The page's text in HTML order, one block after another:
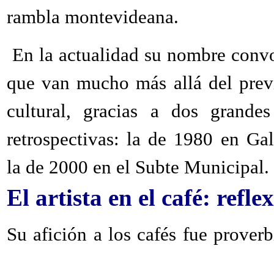
rambla montevideana.
En la actualidad su nombre
que van mucho más allá del
cultural, gracias a dos
retrospectivas: la de 1980 en
la de 2000 en el Subte Municipal.
El artista en el café:
Su afición a los cafés fue